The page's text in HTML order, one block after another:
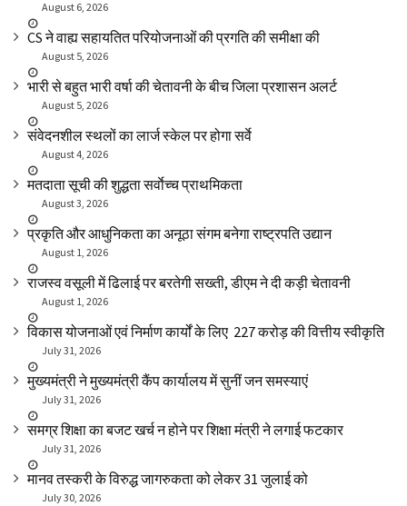
August 6, 2026
CS ने वाह्य सहायतित परियोजनाओं की प्रगति की समीक्षा की
August 5, 2026
भारी से बहुत भारी वर्षा की चेतावनी के बीच जिला प्रशासन अलर्ट
August 5, 2026
संवेदनशील स्थलों का लार्ज स्केल पर होगा सर्वे
August 4, 2026
मतदाता सूची की शुद्धता सर्वाेच्च प्राथमिकता
August 3, 2026
प्रकृति और आधुनिकता का अनूठा संगम बनेगा राष्ट्रपति उद्यान
August 1, 2026
राजस्व वसूली में ढिलाई पर बरतेगी सख्ती, डीएम ने दी कड़ी चेतावनी
August 1, 2026
विकास योजनाओं एवं निर्माण कार्यों के लिए ₹ 227 करोड़ की वित्तीय स्वीकृति
July 31, 2026
मुख्यमंत्री ने मुख्यमंत्री कैंप कार्यालय में सुनीं जन समस्याएं
July 31, 2026
समग्र शिक्षा का बजट खर्च न होने पर शिक्षा मंत्री ने लगाई फटकार
July 31, 2026
मानव तस्करी के विरुद्ध जागरुकता को लेकर 31 जुलाई को
July 30, 2026